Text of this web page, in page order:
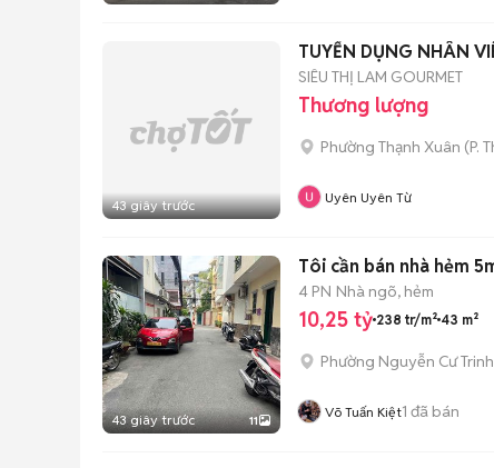
43 giây trước
TUYỂN DỤNG NHÂN
SIÊU THỊ LAM GOURMET
Thương lượng
Phường Thạnh Xuân (P.
Uyên Uyên Từ
43 giây trước 11
Tôi cần bán nhà hẻm
4 PN Nhà ngõ, hẻm
10,25 tỷ 238 tr/m² 43 m²
Phường Nguyễn Cư Trinh
Võ Tuấn Kiệt1 đã bán